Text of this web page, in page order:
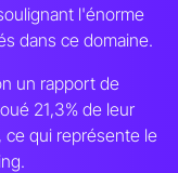
l'énorme
dans ce domaine.
un rapport de
21,3% de leur
ce qui représente le